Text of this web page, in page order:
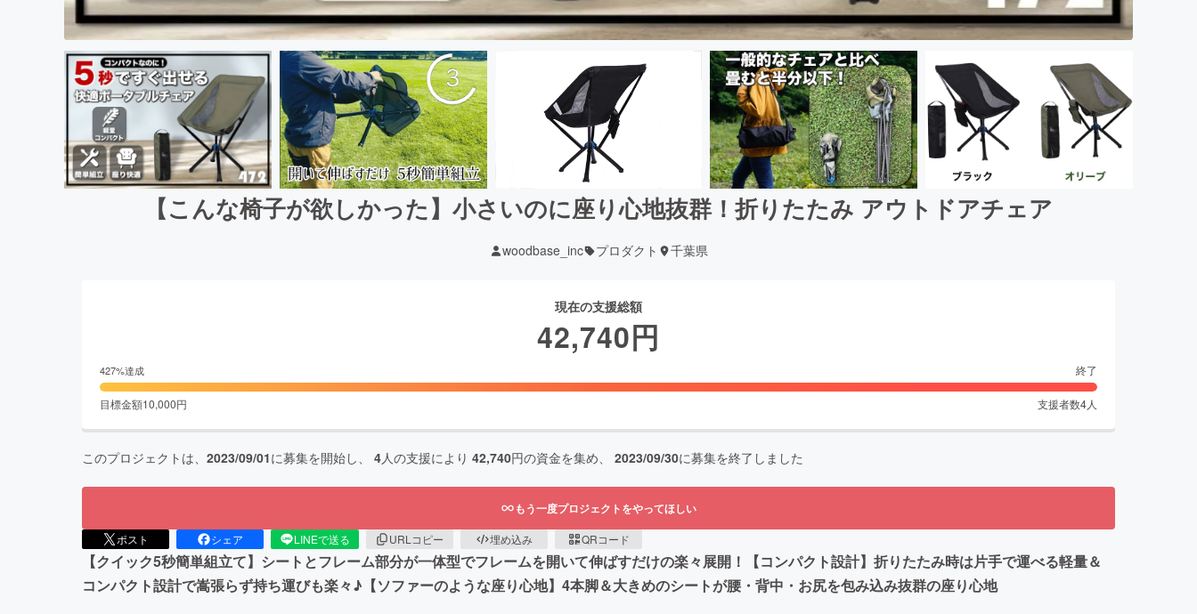
【こんな椅子が欲しかった】小さいのに座り心地抜群！折りたたみ アウトドアチェア
woodbase_inc プロダクト 千葉県
現在の支援総額
42,740円
427%達成 終了
目標金額10,000円 支援者数4人
このプロジェクトは、 2023/09/01に募集を開始し、 4人の支援により 42,740円の資金を集め、 2023/09/30に募集を終了しました
もう一度プロジェクトをやってほしい
ポスト シェア LINEで送る URLコピー 埋め込み QRコード
【クイック5秒簡単組立て】シートとフレーム部分が一体型でフレームを開いて伸ばすだけの楽々展開！【コンパクト設計】折りたたみ時は片手で運べる軽量＆
コンパクト設計で嵩張らず持ち運びも楽々♪【ソファーのような座り心地】4本脚＆大きめのシートが腰・背中・お尻を包み込み抜群の座り心地